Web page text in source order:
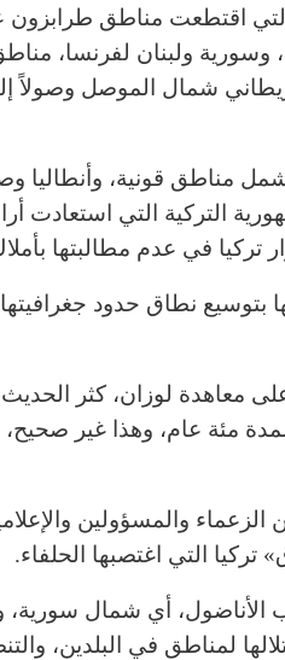
مما اعطتها معاهدة سيفر عام 1920،
وسورية ولبنان لفرنسا،
بريطاني شمال الموصل
مناطق قونية، وأنطاليا
التركية التي استعادت
تركيا في عدم مطالبتها
بتوسيع نطاق حدود
معاهدة لوزان، كثر
لمدة مئة عام، وهذا غير
والمسؤولين
التي اغتصبها الحلفاء.
الأناضول، أي شمال
لمناطق في البلدين،